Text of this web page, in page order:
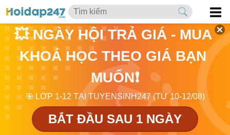
💥 NGÀY HỘI TRẢ GIÁ - MUA
KHOÁ HỌC THEO GIÁ BẠN
MUỐN❗
🎯 LỚP 1-12 TẠI TUYENSINH247 (TỪ 10-12/08)
BẮT ĐẦU SAU 1 NGÀY